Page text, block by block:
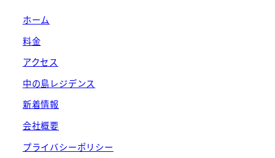
ホーム
料金
アクセス
中の島レジデンス
新着情報
会社概要
プライバシーポリシー